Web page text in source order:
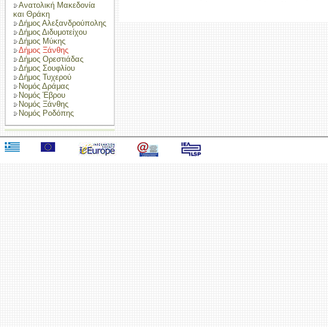
Ανατολική Μακεδονία
και Θράκη
Δήμος Αλεξανδρούπολης
Δήμος Διδυμοτείχου
Δήμος Μύκης
Δήμος Ξάνθης
Δήμος Ορεστιάδας
Δήμος Σουφλίου
Δήμος Τυχερού
Νομός Δράμας
Νομός Έβρου
Νομός Ξάνθης
Νομός Ροδόπης